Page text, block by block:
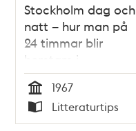
Stockholm dag och
natt – hur man på
24 timmar blir
hemtam i
huvudstaden / Åke
Runnquist
Tid
1967
Typ
Litteraturtips